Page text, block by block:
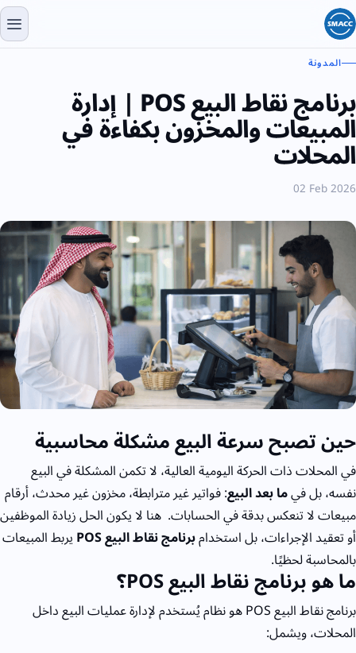
المدونة
برنامج نقاط البيع POS | إدارة
المبيعات والمخزون بكفاءة في
المحلات
02 Feb 2026
حين تصبح سرعة البيع مشكلة محاسبية
في المحلات ذات الحركة اليومية العالية، لا تكمن المشكلة في البيع
نفسه، بل فيما بعد البيع:فواتير غير مترابطة، مخزون غير محدث، أرقام
مبيعات لا تنعكس بدقة في الحسابات. هنا لا يكون الحل زيادة الموظفين
أو تعقيد الإجراءات، بل استخدامبرنامج نقاط البيعPOSيربط المبيعات
بالمحاسبة لحظيًا.
ما هو برنامج نقاط البيعPOS؟
برنامج نقاط البيعPOSهو نظام يُستخدم لإدارة عمليات البيع داخل
المحلات، ويشمل: